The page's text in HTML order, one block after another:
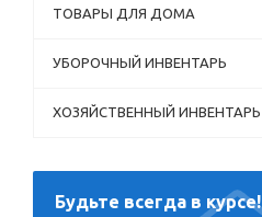
ТОВАРЫ ДЛЯ ДОМА
УБОРОЧНЫЙ ИНВЕНТАРЬ
ХОЗЯЙСТВЕННЫЙ ИНВЕНТАРЬ
Будьте всегда в курсе!